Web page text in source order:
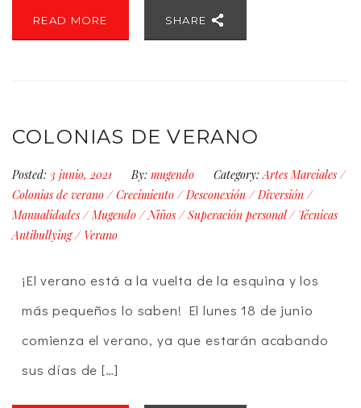
READ MORE SHARE
COLONIAS DE VERANO
Posted: 3 junio, 2021 By: mugendo Category: Artes Marciales/
Colonias de verano/Crecimiento/Desconexión/Diversión/
Manualidades/Mugendo/Niños/Superación personal/ Técnicas
Antibullying/ Verano
¡El verano está a la vuelta de la esquina y los
más pequeños lo saben! El lunes 18 de junio
comienza el verano, ya que estarán acabando
sus días de […]